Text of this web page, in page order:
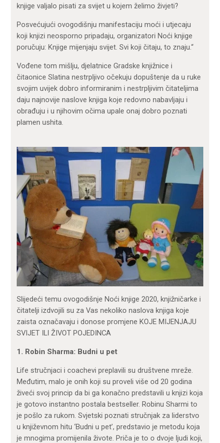
knjige valjalo pisati za svijet u kojem želimo živjeti?
Posvećujući ovogodišnju manifestaciju moći i utjecaju
koji knjizi neosporno pripadaju, organizatori Noći knjige
poručuju: Knjige mijenjaju svijet. Svi koji čitaju, to znaju.“
Vođene tom mišlju, djelatnice Gradske knjižnice i
čitaonice Slatina nestrpljivo očekuju dopuštenje da u ruke
svojim uvijek dobro informiranim i nestrpljivim čitateljima
daju najnovije naslove knjiga koje redovno nabavljaju i
obrađuju i u njihovim očima upale onaj dobro poznati
plamen ushita.
Slijedeći temu ovogodišnje Noći knjige 2020, knjižničarke i
čitatelji izdvojili su za Vas nekoliko naslova knjiga koje
zaista označavaju i donose promjene KOJE MIJENJAJU
SVIJET ILI ŽIVOT POJEDINCA
1. Robin Sharma: Budni u pet
Life stručnjaci i coachevi preplavili su društvene mreže.
Međutim, malo je onih koji su proveli više od 20 godina
živeći svoj princip da bi ga konačno predstavili u knjizi koja
je gotovo instantno postala bestseller. Robinu Sharmi to
je pošlo za rukom. Svjetski poznati stručnjak za liderstvo
u književnom hitu ‘Budni u pet’, predstavio je metodu koja
je mnogima promijenila živote. Priča je to o dvoje ljudi koji,